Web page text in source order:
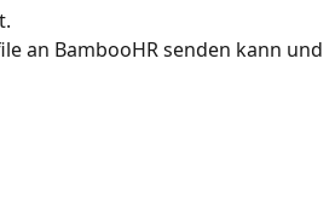
an BambooHR senden kann und